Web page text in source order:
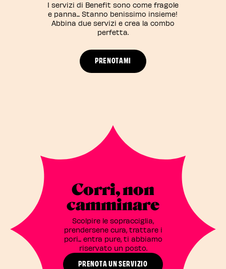
I servizi di Benefit sono come fragole
e panna... Stanno benissimo insieme!
Abbina due servizi e crea la combo
perfetta.
PRENOTAMI
Corri, non
camminare
Scolpire le sopracciglia,
prendersene cura, trattare i
pori... entra pure, ti abbiamo
riservato un posto.
PRENOTA UN SERVIZIO